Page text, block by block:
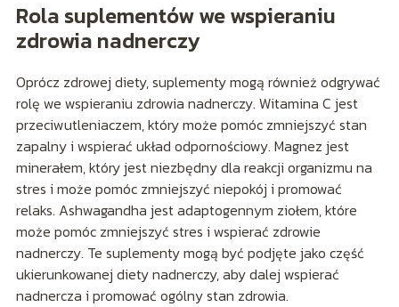
Rola suplementów we wspieraniu
zdrowia nadnerczy
Oprócz zdrowej diety, suplementy mogą również odgrywać
rolę we wspieraniu zdrowia nadnerczy. Witamina C jest
przeciwutleniaczem, który może pomóc zmniejszyć stan
zapalny i wspierać układ odpornościowy. Magnez jest
minerałem, który jest niezbędny dla reakcji organizmu na
stres i może pomóc zmniejszyć niepokój i promować
relaks. Ashwagandha jest adaptogennym ziołem, które
może pomóc zmniejszyć stres i wspierać zdrowie
nadnerczy. Te suplementy mogą być podjęte jako część
ukierunkowanej diety nadnerczy, aby dalej wspierać
nadnercza i promować ogólny stan zdrowia.